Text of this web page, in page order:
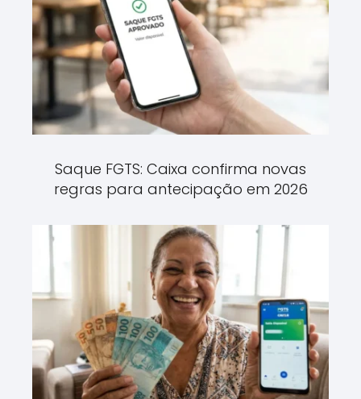
Saque FGTS: Caixa confirma novas
regras para antecipação em 2026